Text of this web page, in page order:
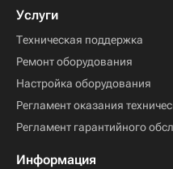
Услуги
Техническая поддержка
Ремонт оборудования
Настройка оборудования
Регламент оказания
Регламент гарантийного
Информация